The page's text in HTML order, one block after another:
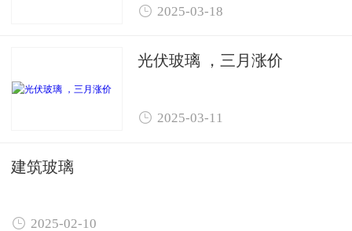
 2025-03-18
光伏玻璃 ，三月涨价
 2025-03-11
建筑玻璃
 2025-02-10